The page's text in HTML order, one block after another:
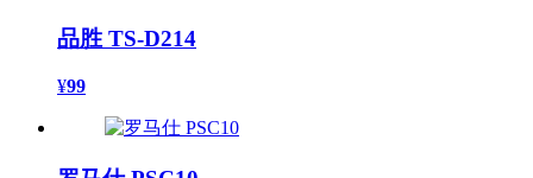
品胜 TS-D214
¥99